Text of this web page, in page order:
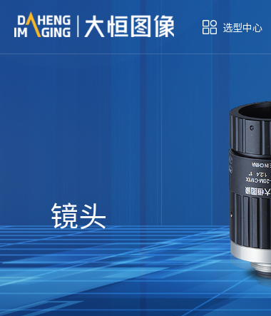
选型中心
镜头